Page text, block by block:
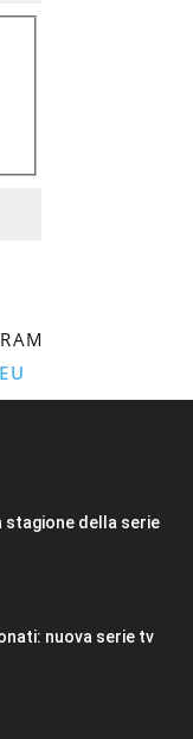
stagione della serie
nuova serie tv